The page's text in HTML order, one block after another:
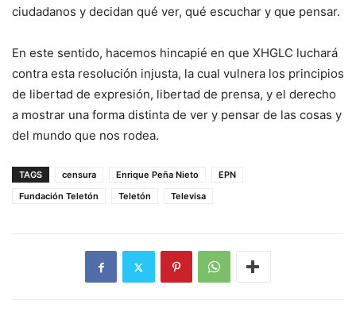
ciudadanos y decidan qué ver, qué escuchar y que pensar.
En este sentido, hacemos hincapié en que XHGLC luchará
contra esta resolución injusta, la cual vulnera los principios
de libertad de expresión, libertad de prensa, y el derecho
a mostrar una forma distinta de ver y pensar de las cosas y
del mundo que nos rodea.
TAGS censura Enrique Peña Nieto
EPN
Fundación Teletón
Teletón Televisa